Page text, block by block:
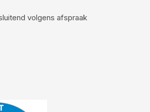
volgens afspraak